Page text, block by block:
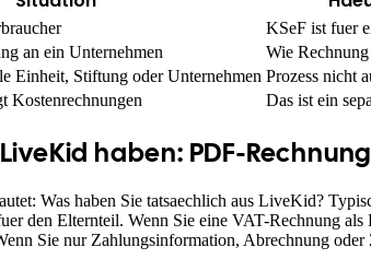
KSeF ist fuer
an ein Unternehmen
Wie
Einheit, Stiftung oder Unternehmen Prozess nicht
Kostenrechnungen
Das ist ein
haben: PDF-
Was haben Sie tatsaechlich aus LiveKid?
den Elternteil. Wenn Sie eine VAT-Rechnung
Sie nur Zahlungsinformation, Abrechnung